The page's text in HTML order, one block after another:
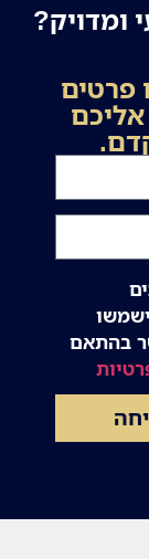
ומדויק?
פרטים
אליכם
בהתאם